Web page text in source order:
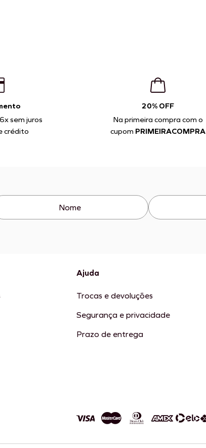
sem juros
crédito
20% OFF
Na primeira compra com o
cupom PRIMEIRACOMPRA
Ajuda
Trocas e devoluções
Segurança e privacidade
Prazo de entrega